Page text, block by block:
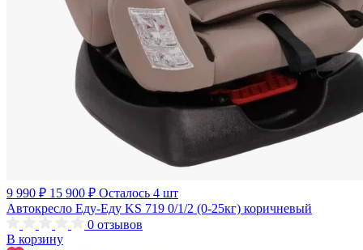
9 990 ₽ 15 900 ₽ Осталось 4 шт
Автокресло Еду-Еду KS 719 0/1/2 (0-25кг) коричневый
0 отзывов
В корзину